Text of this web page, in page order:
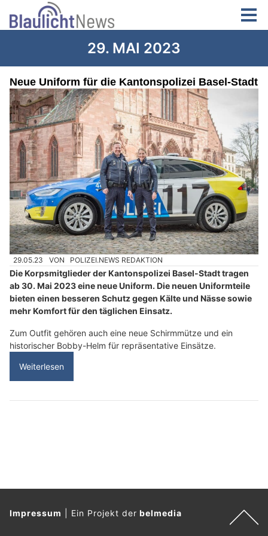
29. MAI 2023
Neue Uniform für die Kantonspolizei Basel-Stadt
29.05.23 VON POLIZEI.NEWS REDAKTION
Die Korpsmitglieder der Kantonspolizei Basel-Stadt tragen
ab 30. Mai 2023 eine neue Uniform. Die neuen Uniformteile
bieten einen besseren Schutz gegen Kälte und Nässe sowie
mehr Komfort für den täglichen Einsatz.
Zum Outfit gehören auch eine neue Schirmmütze und ein
historischer Bobby-Helm für repräsentative Einsätze.
Weiterlesen
Impressum Ein Projekt derbelmedia